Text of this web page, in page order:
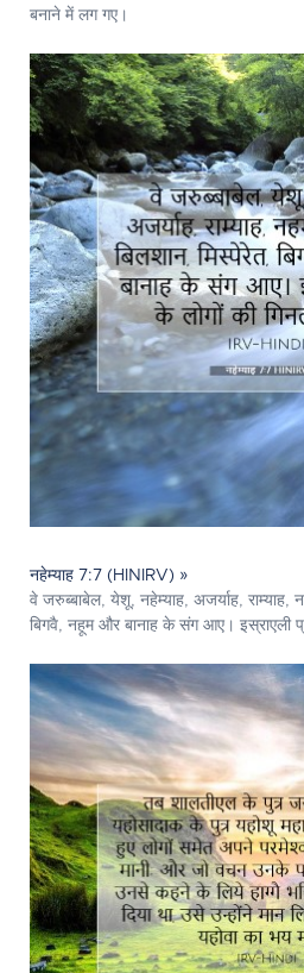
बनाने में लग गए।
नहेम्याह 7:7 (HINIRV) »
वे जरुब्बाबेल, येशू, नहेम्याह, अजर्याह, राम्याह,
बिगवै, नहूम और बानाह के संग आए। इस्राएली